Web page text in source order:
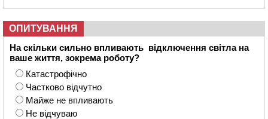
ОПИТУВАННЯ
На скільки сильно впливають відключення світла на
ваше життя, зокрема роботу?
Катастрофічно
Частково відчутно
Майже не впливають
Не відчуваю